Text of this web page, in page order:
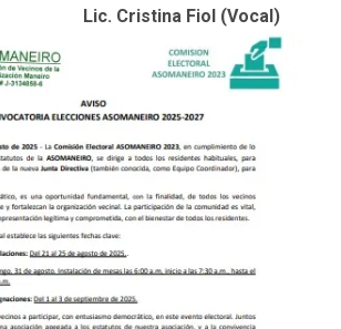
Fiol (Vocal)